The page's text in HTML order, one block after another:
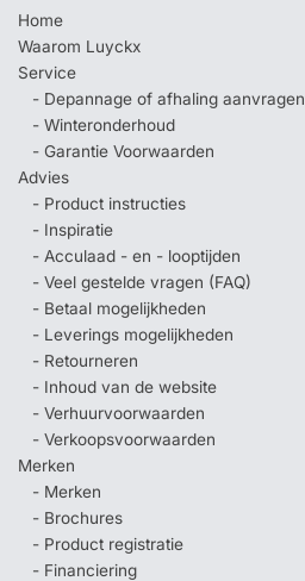
Home
Waarom Luyckx
Service
- Depannage of afhaling aanvragen
- Winteronderhoud
- Garantie Voorwaarden
Advies
- Product instructies
- Inspiratie
- Acculaad - en - looptijden
- Veel gestelde vragen (FAQ)
- Betaal mogelijkheden
- Leverings mogelijkheden
- Retourneren
- Inhoud van de website
- Verhuurvoorwaarden
- Verkoopsvoorwaarden
Merken
- Merken
- Brochures
- Product registratie
- Financiering